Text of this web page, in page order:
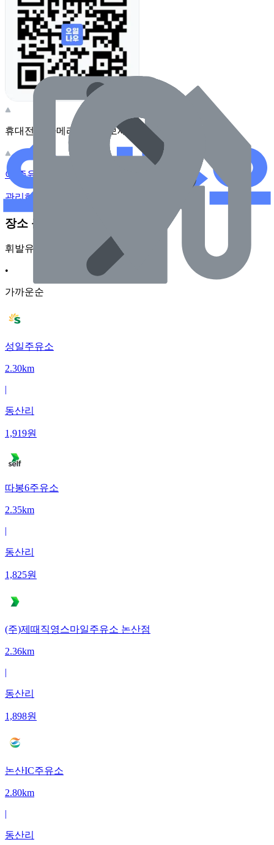
휴대전화 카메라로 찍어보세요
이 주유소의 사장님이신가요?
관리하기
장소 근처 주유소
휘발유
•
가까운순
성일주유소
2.30km
|
동산리
1,919원
따봉6주유소
2.35km
|
동산리
1,825원
(주)제때직영스마일주유소 논산점
2.36km
|
동산리
1,898원
논산IC주유소
2.80km
|
동산리